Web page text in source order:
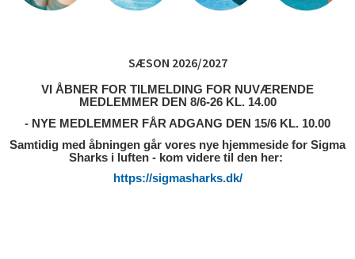
SÆSON 2026/2027
VI ÅBNER FOR TILMELDING FOR NUVÆRENDE
MEDLEMMER DEN 8/6-26 KL. 14.00
- NYE MEDLEMMER FÅR ADGANG DEN 15/6 KL. 10.00
Samtidig med åbningen går vores nye hjemmeside for Sigma
Sharks i luften - kom videre til den her:
https://sigmasharks.dk/